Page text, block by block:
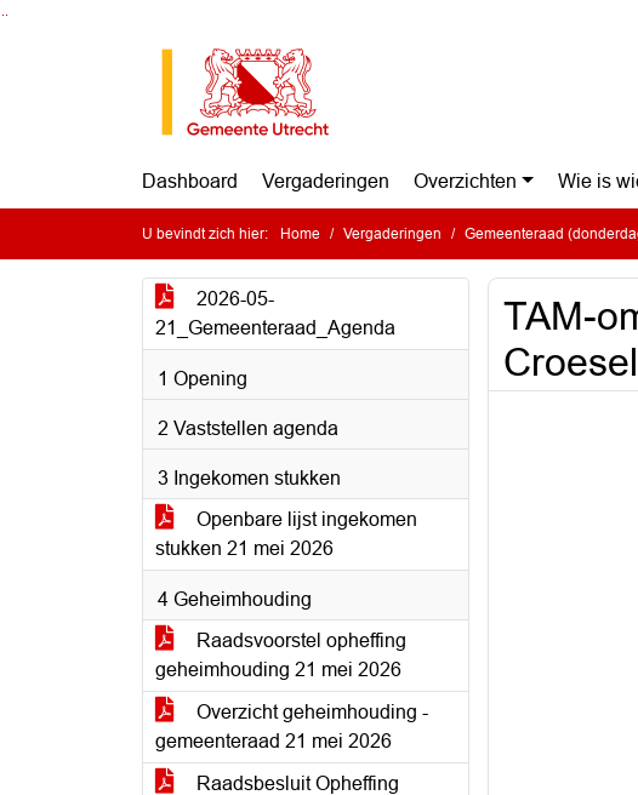
Dashboard Vergaderingen Overzichten Wie is
U bevindt zich hier: Home Vergaderingen Gemeenteraad
2026-05-
21_Gemeenteraad_Agenda
1 Opening
2 Vaststellen agenda
3 Ingekomen stukken
Openbare lijst ingekomen
stukken 21 mei 2026
4 Geheimhouding
Raadsvoorstel opheffing
geheimhouding 21 mei 2026
Overzicht geheimhouding -
gemeenteraad 21 mei 2026
Raadsbesluit Opheffing
TAM-